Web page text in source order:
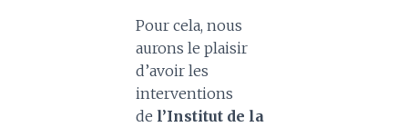
Pour cela, nous
aurons le plaisir
d’avoir les
interventions
de l’Institut de la